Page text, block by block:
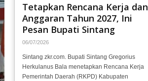
Tetapkan Rencana Kerja dan
Anggaran Tahun 2027, Ini
Pesan Bupati Sintang
06/07/2026
Sintang zkr.com. Bupati Sintang Gregorius
Herkulanus Bala menetapkan Rencana Kerja
Pemerintah Daerah (RKPD) Kabupaten